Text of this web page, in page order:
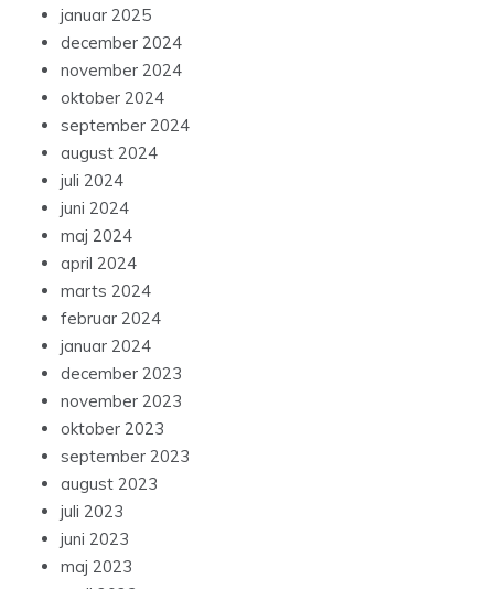
januar 2025
december 2024
november 2024
oktober 2024
september 2024
august 2024
juli 2024
juni 2024
maj 2024
april 2024
marts 2024
februar 2024
januar 2024
december 2023
november 2023
oktober 2023
september 2023
august 2023
juli 2023
juni 2023
maj 2023